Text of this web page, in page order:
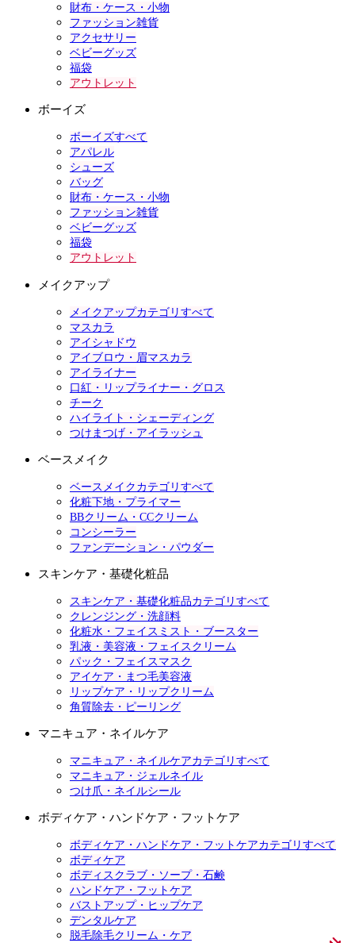
財布・ケース・小物
ファッション雑貨
アクセサリー
ベビーグッズ
福袋
アウトレット
ボーイズ
ボーイズすべて
アパレル
シューズ
バッグ
財布・ケース・小物
ファッション雑貨
ベビーグッズ
福袋
アウトレット
メイクアップ
メイクアップカテゴリすべて
マスカラ
アイシャドウ
アイブロウ・眉マスカラ
アイライナー
口紅・リップライナー・グロス
チーク
ハイライト・シェーディング
つけまつげ・アイラッシュ
ベースメイク
ベースメイクカテゴリすべて
化粧下地・プライマー
BBクリーム・CCクリーム
コンシーラー
ファンデーション・パウダー
スキンケア・基礎化粧品
スキンケア・基礎化粧品カテゴリすべて
クレンジング・洗顔料
化粧水・フェイスミスト・ブースター
乳液・美容液・フェイスクリーム
パック・フェイスマスク
アイケア・まつ毛美容液
リップケア・リップクリーム
角質除去・ピーリング
マニキュア・ネイルケア
マニキュア・ネイルケアカテゴリすべて
マニキュア・ジェルネイル
つけ爪・ネイルシール
ボディケア・ハンドケア・フットケア
ボディケア・ハンドケア・フットケアカテゴリすべて
ボディケア
ボディスクラブ・ソープ・石鹸
ハンドケア・フットケア
バストアップ・ヒップケア
デンタルケア
脱毛除毛クリーム・ケア